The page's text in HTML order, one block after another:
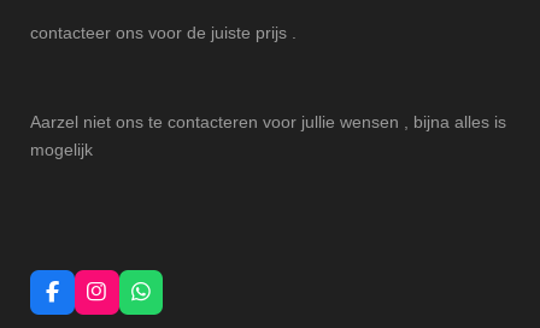
contacteer ons voor de juiste prijs .
Aarzel niet ons te contacteren voor jullie wensen , bijna alles is
mogelijk
F
a
I
n
W
h